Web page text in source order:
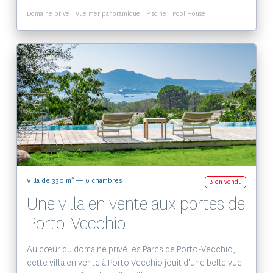
Domaine privé Vue mer panoramique Piscine Pool House
Voir le bien
Villa de 330 m2— 6 chambres Bien vendu
Une villa en vente aux portes de
Porto-Vecchio
Au cœur du domaine privé les Parcs de Porto-Vecchio,
cette villa en vente à Porto Vecchio jouit d'une belle vue